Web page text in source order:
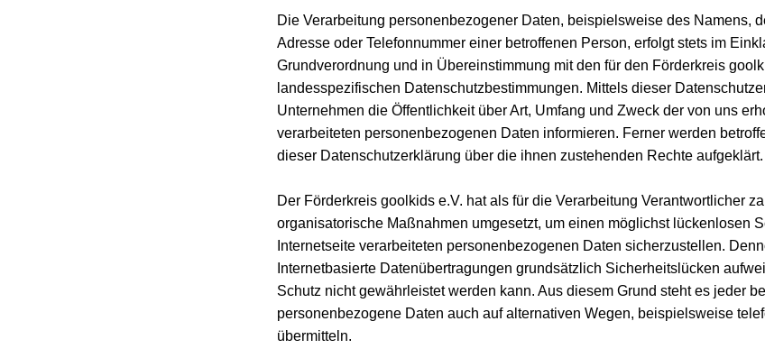
Die Verarbeitung personenbezogener Daten, beispielsweise des Namens,
Adresse oder Telefonnummer einer betroffenen Person, erfolgt stets im
Grundverordnung und in Übereinstimmung mit den für den Förderkreis
landesspezifischen Datenschutzbestimmungen. Mittels dieser
Unternehmen die Öffentlichkeit über Art, Umfang und Zweck der von uns
verarbeiteten personenbezogenen Daten informieren. Ferner werden
dieser Datenschutzerklärung über die ihnen zustehenden Rechte aufgeklärt.
Der Förderkreis goolkids e.V. hat als für die Verarbeitung Verantwortlicher
organisatorische Maßnahmen umgesetzt, um einen möglichst lückenlosen
Internetseite verarbeiteten personenbezogenen Daten sicherzustellen.
Internetbasierte Datenübertragungen grundsätzlich Sicherheitslücken
Schutz nicht gewährleistet werden kann. Aus diesem Grund steht es jeder
personenbezogene Daten auch auf alternativen Wegen, beispielsweise
übermitteln.